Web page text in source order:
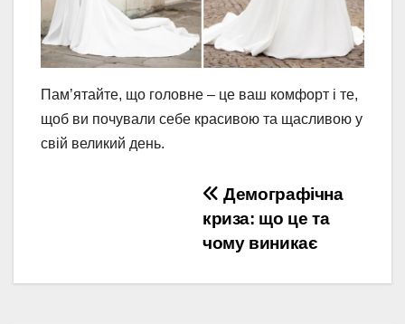
Пам’ятайте, що головне – це ваш комфорт і те,
щоб ви почували себе красивою та щасливою у
свій великий день.
Демографічна
криза: що це та
чому виникає